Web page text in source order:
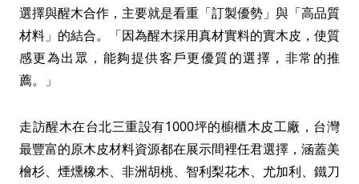
選擇與醒木合作，主要就是看重「訂製優勢」與「高品質
材料」的結合。「因為醒木採用真材實料的實木皮，使質
感更為出眾，能夠提供客戶更優質的選擇，非常的推
薦。」
走訪醒木在台北三重設有1000坪的櫥櫃木皮工廠，台灣
最豐富的原木皮材料資源都在展示間裡任君選擇，涵蓋美
檜杉、煙燻橡木、非洲胡桃、智利梨花木、尤加利、鐵刀